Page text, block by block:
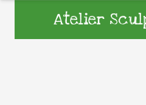
Atelier